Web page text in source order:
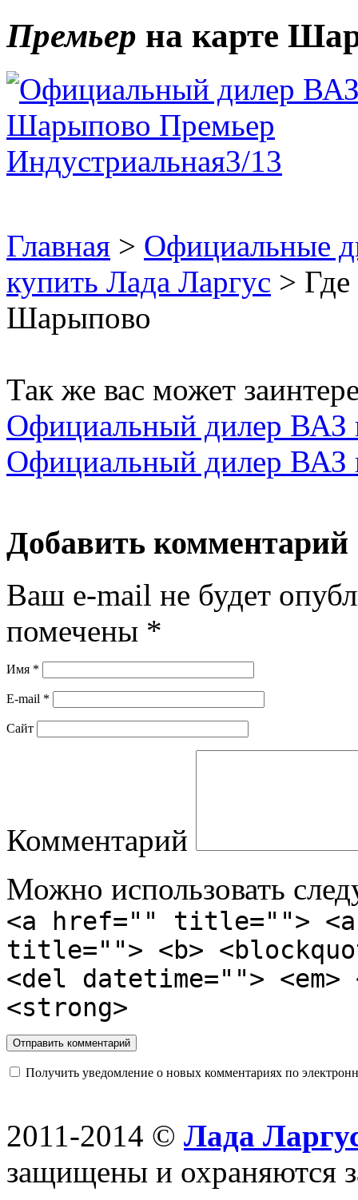
Премьер на карте
Главная > Официальные
купить Лада Ларгус >
Шарыпово
Так же вас может
Официальный дилер ВАЗ
Официальный дилер ВАЗ
Добавить комментарий
Ваш e-mail не будет
помечены *
Имя *
E-mail *
Сайт
Комментарий
Можно использовать
<a href="" title="">
title=""> <b>
<del datetime="">
<strong>
Получить уведомление о новых комментариях по
2011-2014 © Лада
защищены и охраняются